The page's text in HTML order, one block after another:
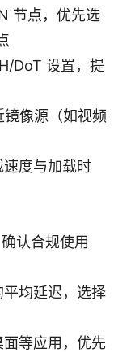
节点，优先选
DoT 设置，提
像源（如视频
度与加载时
认合规使用
均延迟，选择
等应用，优先